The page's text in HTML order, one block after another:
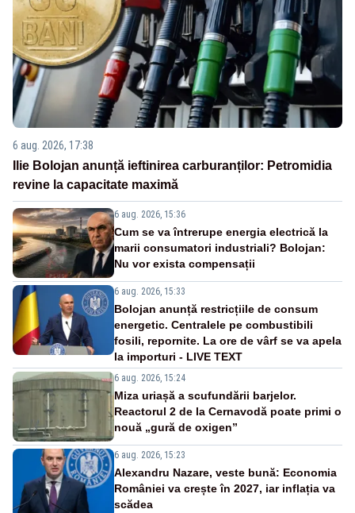
6 aug. 2026, 17:38
Ilie Bolojan anunță ieftinirea carburanților: Petromidia
revine la capacitate maximă
6 aug. 2026, 15:36
Cum se va întrerupe energia electrică la
marii consumatori industriali? Bolojan:
Nu vor exista compensații
6 aug. 2026, 15:33
Bolojan anunță restricțiile de consum
energetic. Centralele pe combustibili
fosili, repornite. La ore de vârf se va apela
la importuri - LIVE TEXT
6 aug. 2026, 15:24
Miza uriașă a scufundării barjelor.
Reactorul 2 de la Cernavodă poate primi o
nouă „gură de oxigen”
6 aug. 2026, 15:23
Alexandru Nazare, veste bună: Economia
României va crește în 2027, iar inflația va
scădea